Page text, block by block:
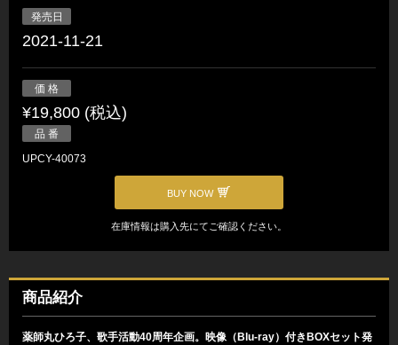
発売日
2021-11-21
価 格
¥19,800 (税込)
品 番
UPCY-40073
BUY NOW
在庫情報は購入先にてご確認ください。
商品紹介
薬師丸ひろ子、歌手活動40周年企画。映像（Blu-ray）付きBOXセット発